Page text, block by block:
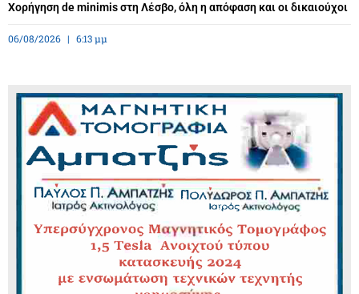
Χορήγηση de minimis στη Λέσβο, όλη η απόφαση και οι δικαιούχοι
06/08/2026 6:13 μμ